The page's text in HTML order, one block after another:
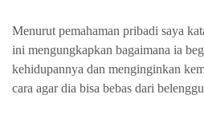
Menurut pemahaman pribadi saya
ini mengungkapkan bagaimana ia
kehidupannya dan menginginkan
cara agar dia bisa bebas dari